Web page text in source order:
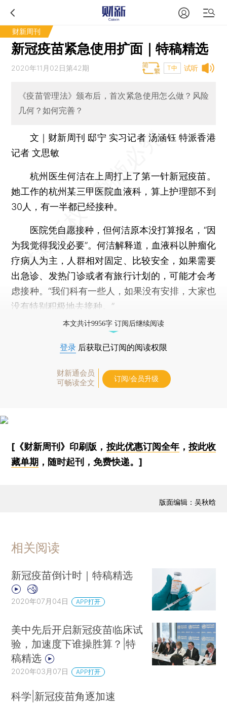
财新周刊
新冠疫苗紧急使用扩面｜特稿精选
试听
2020年11月02日第42期 T中
《疫苗管理法》颁布后，首次紧急使用怎么做？风险
几何？如何完善？
文｜财新周刊 邸宁 实习记者 汤涵钰 特派香港
记者 文思敏
杭州医生何洁在上周打上了第一针新冠疫苗。
她工作的杭州某三甲医院血液科，算上护理部不到
30人，有一半都已经接种。
医院凭自愿接种，但何洁原本没打算报名，“因
为我觉得我没必要”。何洁解释道，血液科以肿瘤化
疗病人为主，人群相对固定、比较安全，如果需要
出急诊、发热门诊或者有旅行计划的，可能才会考
虑接种。“我们科有一些人，如果没有安排，大家也
没有特别积极地去接种。”
本文共计9956字 订阅后继续阅读
登录 后获取已订阅的阅读权限
财新通会员
可畅读全文
订阅/会员升级
[《财新周刊》印刷版， 按此优惠订阅全年， 按此收
藏单期 ，随时起刊，免费快递。]
版面编辑：吴秋晗
相关阅读
新冠疫苗倒计时｜特稿精选
2020年07月04日 APP打开
美中先后开启新冠疫苗临床试
验，加速度下谁操胜算？|特
稿精选
2020年03月07日 APP打开
科学|新冠疫苗角逐加速